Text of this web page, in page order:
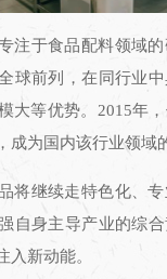
注于食品配料领域
球前列，在同行业中
大等优势。2015年
成为国内该行业领域
将继续走特色化、
自身主导产业的综
入新动能。